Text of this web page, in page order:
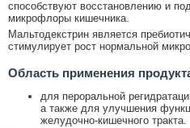
способствуют восстановлению и
микрофлоры кишечника.
Мальтодекстрин является
стимулирует рост нормальной
Область применения
для пероральной
а также для улучшения
желудочно-кишечного тракта.